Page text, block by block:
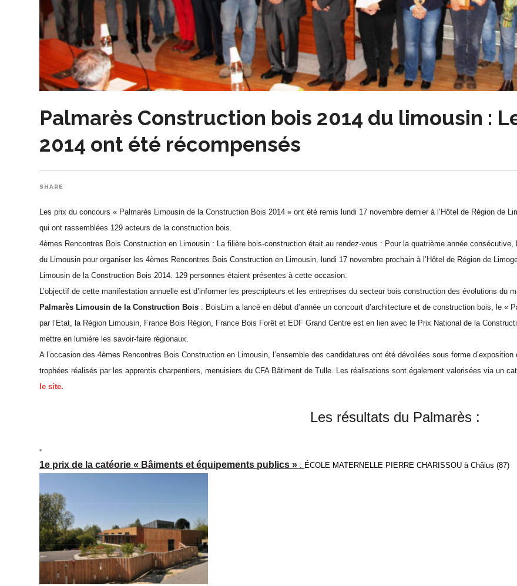
Palmarès Construction bois 2014 du limousin :
2014 ont été récompensés
SHARE
Les prix du concours « Palmarès Limousin de la Construction Bois 2014 » ont été remis lundi 17 novembre dernier à l’Hôtel de Région de
qui ont rassemblées 129 acteurs de la construction bois.
4èmes Rencontres Bois Construction en Limousin :
La filière bois-construction était au rendez-vous : Pour la quatrième année
du Limousin pour organiser les 4èmes Rencontres Bois Construction en Limousin, lundi 17 novembre prochain à l’Hôtel de Région de
Limousin de la Construction Bois 2014. 129 personnes étaient présentes à cette occasion.
L’objectif de cette manifestation annuelle est d’informer les prescripteurs et les entreprises du secteur bois construc­tion des évolutions du
Palmarès Limousin de la Construction Bois : BoisLim a lancé en début d’année un concourt d’archi­tecture et de construction bois, le
par l’Etat, la Région Limousin, France Bois Région, France Bois Forêt et EDF Grand Centre est en lien avec le Prix National de la
mettre en lumière les savoir-faire régionaux.
A l’occasion des 4èmes Rencontres Bois Construction en Limousin, l’ensemble des candidatures ont été dévoilées sous forme
trophées réalisés par les apprentis charpentiers, menuisiers du CFA Bâtiment de Tulle. Les réalisations sont également valorisées via un
le site.
Les résultats du Palmarès :
1e prix de la catéorie « Bâiments et équipements publics » : ÉCOLE MATERNELLE PIERRE CHARISSOU à Châlus (87)